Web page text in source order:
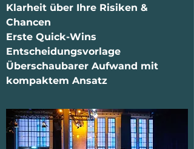
Klarheit über Ihre Risiken &
Chancen
Erste Quick-Wins
Entscheidungsvorlage
Überschaubarer Aufwand mit
kompaktem Ansatz